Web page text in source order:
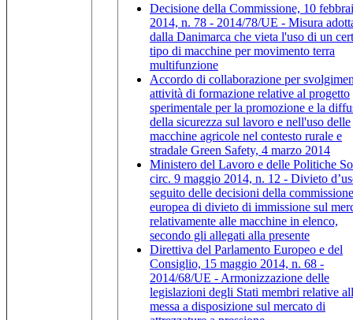
Decisione della Commissione, 10
2014, n. 78 - 2014/78/UE - Misura
dalla Danimarca che vieta l'uso di un
tipo di macchine per movimento terra
multifunzione
Accordo di collaborazione per
attività di formazione relative al progetto
sperimentale per la promozione e la
della sicurezza sul lavoro e nell'uso delle
macchine agricole nel contesto rurale e
stradale Green Safety, 4 marzo 2014
Ministero del Lavoro e delle Politiche
circ. 9 maggio 2014, n. 12 - Divieto
seguito delle decisioni della commissione
europea di divieto di immissione sul
relativamente alle macchine in elenco,
secondo gli allegati alla presente
Direttiva del Parlamento Europeo e del
Consiglio, 15 maggio 2014, n. 68 -
2014/68/UE - Armonizzazione delle
legislazioni degli Stati membri relative
messa a disposizione sul mercato di